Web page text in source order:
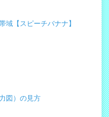
域【スピーチバナナ】
図）の見方